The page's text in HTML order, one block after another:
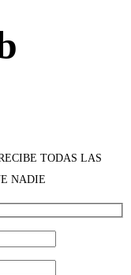
TODAS LAS
NADIE